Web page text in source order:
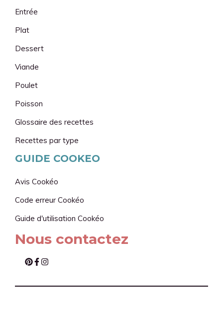
Entrée
Plat
Dessert
Viande
Poulet
Poisson
Glossaire des recettes
Recettes par type
GUIDE COOKEO
Avis Cookéo
Code erreur Cookéo
Guide d'utilisation Cookéo
Nous contactez